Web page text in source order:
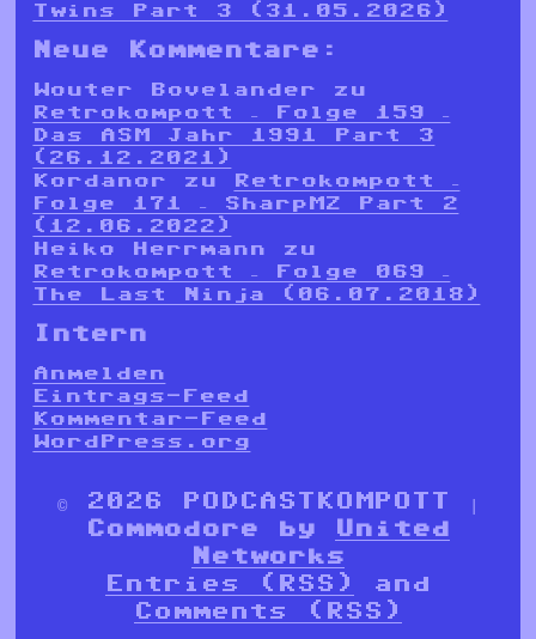
Twins Part 3 (31.05.2026)
Neue Kommentare:
Wouter Bovelander zu
Retrokompott – Folge 159 –
Das ASM Jahr 1991 Part 3
(26.12.2021)
Kordanor zu
Retrokompott –
Folge 171 – SharpMZ Part 2
(12.06.2022)
Heiko Herrmann zu
Retrokompott – Folge 069 –
The Last Ninja (06.07.2018)
Intern
Anmelden
Eintrags-Feed
Kommentar-Feed
WordPress.org
© 2026 PODCASTKOMPOTT |
Commodore by
United
Networks
Entries (RSS)
and
Comments (RSS)